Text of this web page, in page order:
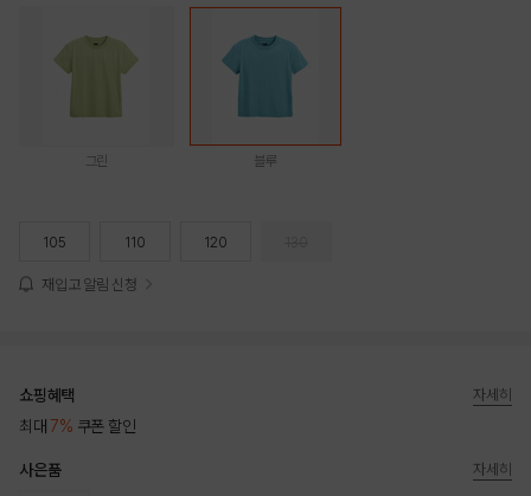
그린 블루
105 110 120
재입고 알림 신청
쇼핑혜택
최대 7% 쿠폰 할인
자세히
사은품 자세히